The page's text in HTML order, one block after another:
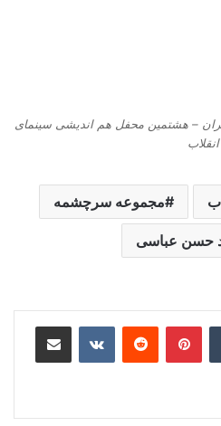
– هشتمین محفل هم اندیشی سینمای
انقلاب
مجموعه سرچشمه
حسن عباسی
‫تامبلر ‫پین‌ترست‫رددیت ‫VKontakteاشتراک گذاری از طریق ایمیل